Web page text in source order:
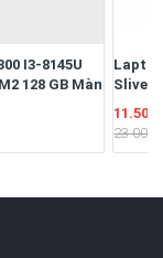
I3-8145U
Laptop